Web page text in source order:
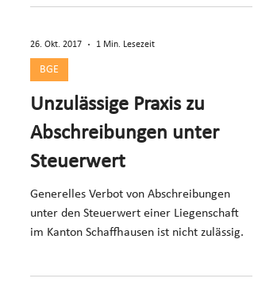
26. Okt. 2017 1 Min. Lesezeit
BGE
Unzulässige Praxis zu
Abschreibungen unter
Steuerwert
Generelles Verbot von Abschreibungen
unter den Steuerwert einer Liegenschaft
im Kanton Schaffhausen ist nicht zulässig.